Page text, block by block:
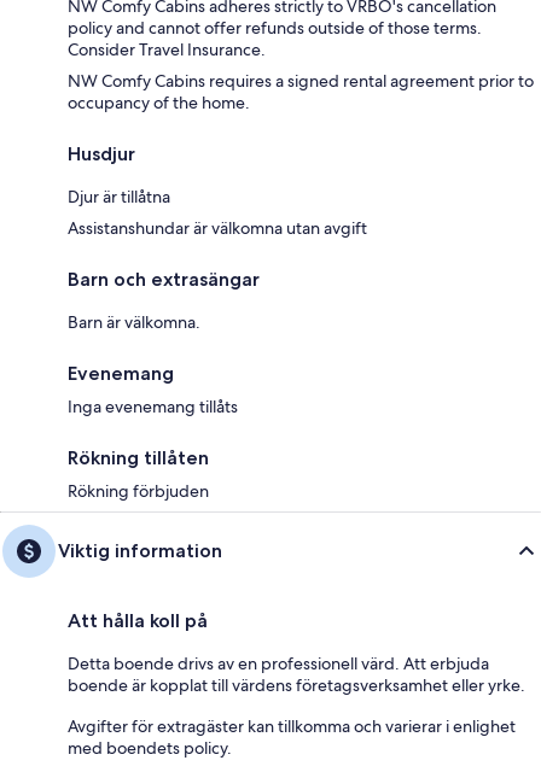
NW Comfy Cabins adheres strictly to VRBO's cancellation
policy and cannot offer refunds outside of those terms.
Consider Travel Insurance.
NW Comfy Cabins requires a signed rental agreement prior to
occupancy of the home.
Husdjur
Djur är tillåtna
Assistanshundar är välkomna utan avgift
Barn och extrasängar
Barn är välkomna.
Evenemang
Inga evenemang tillåts
Rökning tillåten
Rökning förbjuden
Viktig information
Att hålla koll på
Detta boende drivs av en professionell värd. Att erbjuda
boende är kopplat till värdens företagsverksamhet eller yrke.
Avgifter för extragäster kan tillkomma och varierar i enlighet
med boendets policy.